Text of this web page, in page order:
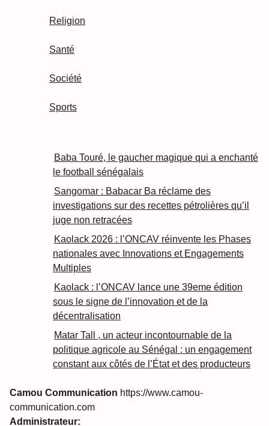
Religion
Santé
Société
Sports
Baba Touré, le gaucher magique qui a enchanté
le football sénégalais
Sangomar : Babacar Ba réclame des
investigations sur des recettes pétrolières qu’il
juge non retracées
Kaolack 2026 : l’ONCAV réinvente les Phases
nationales avec Innovations et Engagements
Multiples
Kaolack : l’ONCAV lance une 39eme édition
sous le signe de l’innovation et de la
décentralisation
Matar Tall , un acteur incontournable de la
politique agricole au Sénégal : un engagement
constant aux côtés de l’État et des producteurs
Camou Communication https://www.camou-
communication.com
Administrateur: